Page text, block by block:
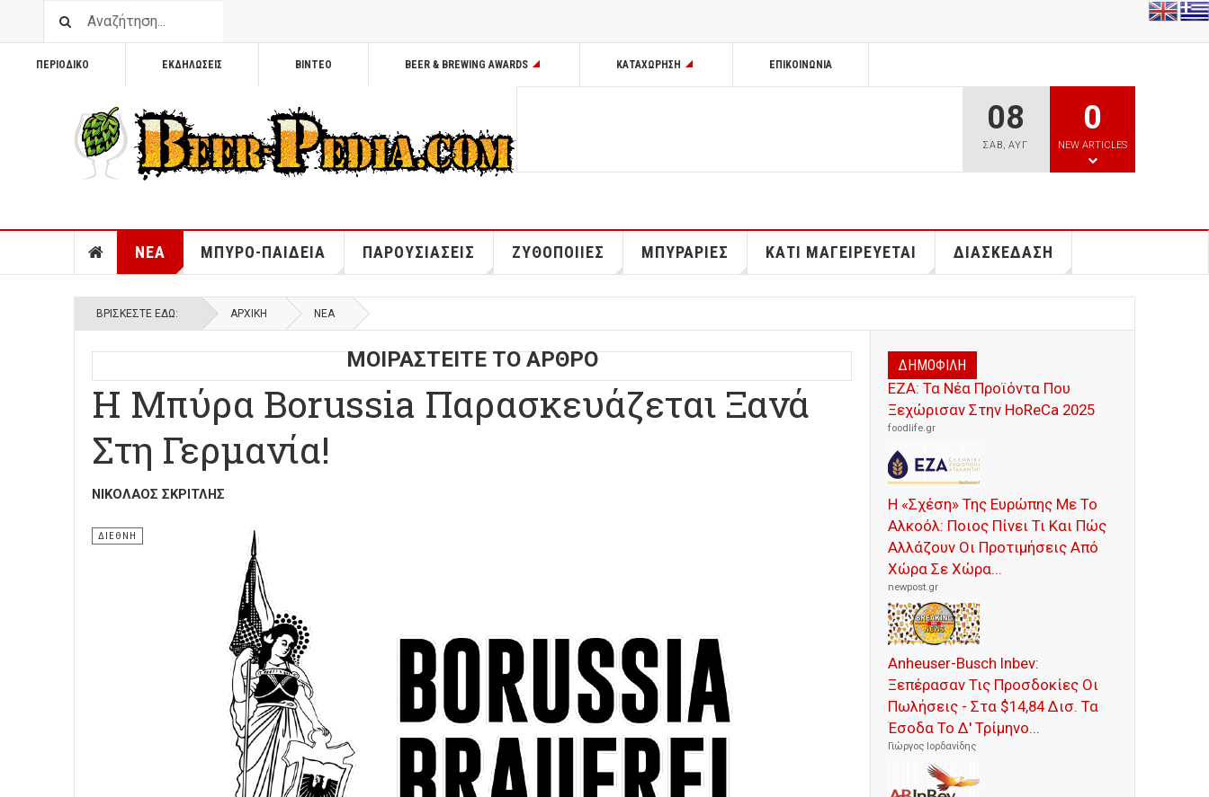
ΠΕΡΙΟΔΙΚΟ ΕΚΔΗΛΩΣΕΙΣ ΒΙΝΤΕΟ BEER & BREWING AWARDS ΚΑΤΑΧΩΡΗΣΗ ΕΠΙΚΟΙΝΩΝΊΑ
08
ΣΑΒ,ΑΥΓ
0
NEW ARTICLES
ΝΕΑ ΜΠΥΡΟ-ΠΑΙΔΕΙΑ ΠΑΡΟΥΣΙΑΣΕΙΣ ΖΥΘΟΠΟΙΙΕΣ ΜΠΥΡΑΡΙΕΣ ΚΑΤΙ ΜΑΓΕΙΡΕΥΕΤΑΙ ΔΙΑΣΚΕΔΑΣΗ
ΒΡΊΣΚΕΣΤΕ ΕΔΏ: ΑΡΧΙΚΉ ΝΕΑ
ΜΟΙΡΑΣΤΕΙΤΕ ΤΟ ΑΡΘΡΟ
Η Μπύρα Borussia Παρασκευάζεται Ξανά
Στη Γερμανία!
ΝΙΚΌΛΑΟΣ ΣΚΡΙΤΛΉΣ
ΔΙΕΘΝΗ
ΔΗΜΟΦΙΛΗ
ΕΖΑ: Τα Νέα Προϊόντα Που
Ξεχώρισαν Στην HoReCa 2025
foodlife.gr
Η «Σχέση» Της Ευρώπης Με Το
Αλκοόλ: Ποιος Πίνει Τι Και Πώς
Αλλάζουν Οι Προτιμήσεις Από
Χώρα Σε Χώρα...
newpost.gr
Anheuser-Busch Inbev:
Ξεπέρασαν Τις Προσδοκίες Οι
Πωλήσεις - Στα $14,84 Δισ. Τα
Έσοδα Το Δ' Τρίμηνο...
Γιώργος Ιορδανίδης